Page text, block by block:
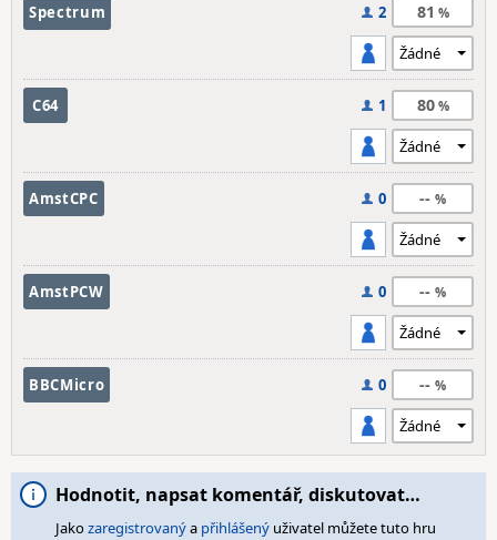
Spectrum 2 81
C64 1 80
AmstCPC 0 --
AmstPCW 0 --
BBCMicro 0 --
Hodnotit, napsat komentář, diskutovat…
Jakozaregistrovanýa přihlášený uživatel můžete tuto hru